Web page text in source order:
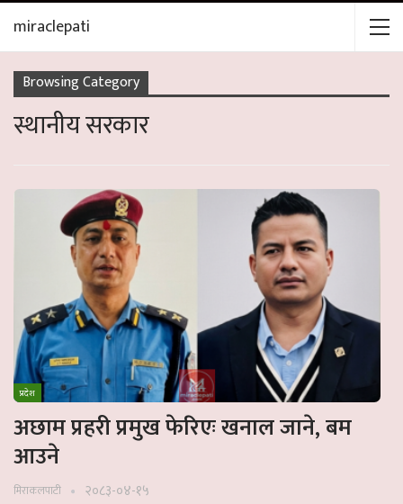
miraclepati
Browsing Category
स्थानीय सरकार
प्रदेश
अछाम प्रहरी प्रमुख फेरिएः खनाल जाने, बम
आउने
मिराकलपाटी २०८३-०४-१५